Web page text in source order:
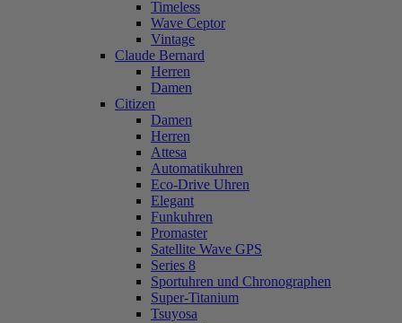
Timeless
Wave Ceptor
Vintage
Claude Bernard
Herren
Damen
Citizen
Damen
Herren
Attesa
Automatikuhren
Eco-Drive Uhren
Elegant
Funkuhren
Promaster
Satellite Wave GPS
Series 8
Sportuhren und Chronographen
Super-Titanium
Tsuyosa